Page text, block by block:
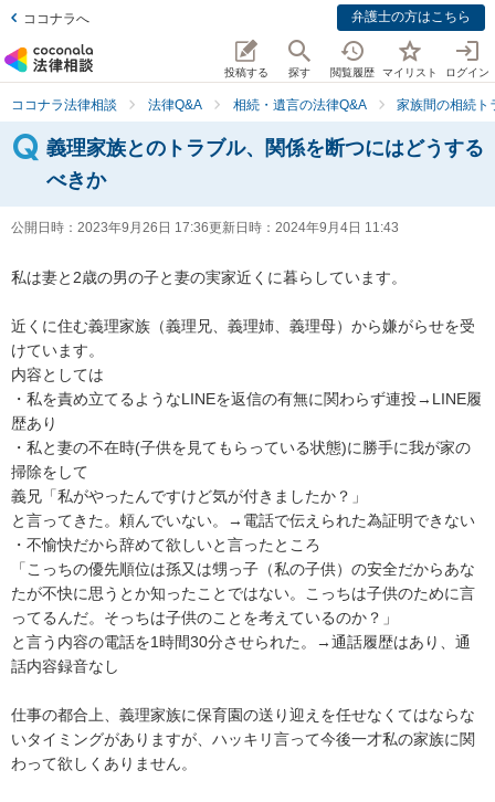
ココナラへ 弁護士の方はこちら
投稿する 探す 閲覧履歴 マイリスト ログイン
ココナラ法律相談 法律Q&A 相続・遺言の法律Q&A 家族間の相続ト
義理家族とのトラブル、関係を断つにはどうする
べきか
公開日時： 2023年9月26日 17:36更新日時： 2024年9月4日 11:43
私は妻と2歳の男の子と妻の実家近くに暮らしています。
近くに住む義理家族（義理兄、義理姉、義理母）から嫌がらせを受
けています。
内容としては
・私を責め立てるようなLINEを返信の有無に関わらず連投→LINE履
歴あり
・私と妻の不在時(子供を見てもらっている状態)に勝手に我が家の
掃除をして
義兄「私がやったんですけど気が付きましたか？」
と言ってきた。頼んでいない。→電話で伝えられた為証明できない
・不愉快だから辞めて欲しいと言ったところ
「こっちの優先順位は孫又は甥っ子（私の子供）の安全だからあな
たが不快に思うとか知ったことではない。こっちは子供のために言
ってるんだ。そっちは子供のことを考えているのか？」
と言う内容の電話を1時間30分させられた。→通話履歴はあり、通
話内容録音なし
仕事の都合上、義理家族に保育園の送り迎えを任せなくてはならな
いタイミングがありますが、ハッキリ言って今後一才私の家族に関
わって欲しくありません。